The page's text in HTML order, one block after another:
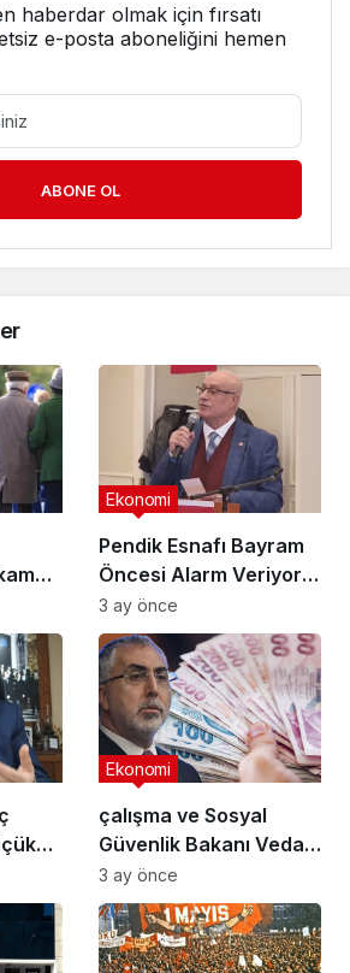
haberdar olmak için fırsatı
e-posta aboneliğini hemen
ABONE OL
ne
Pendik Esnafı Bayram
Öncesi Alarm Veriyor:
“Vatandaşın Alım Gücü
Düştü, Çarşıda
Hareket Kalmadı”
Ekonomi
3 ay önce
çalışma ve Sosyal
Güvenlik Bakanı Vedat
Işıkhan tarih verdi:
Emekli bayram
ikramiyeleri ne zaman
yatacak?
Ekonomi
3 ay önce